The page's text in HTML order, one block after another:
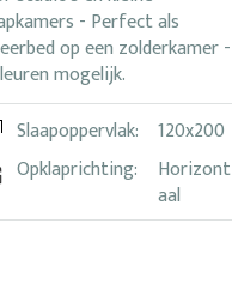
- Perfect als
op een zolderkamer -
mogelijk.
Slaapoppervlak:
120x200
Opklaprichting:
Horizont
aal